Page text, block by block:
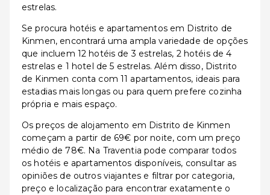
estrelas.
Se procura hotéis e apartamentos em Distrito de
Kinmen, encontrará uma ampla variedade de opções
que incluem 12 hotéis de 3 estrelas, 2 hotéis de 4
estrelas e 1 hotel de 5 estrelas. Além disso, Distrito
de Kinmen conta com 11 apartamentos, ideais para
estadias mais longas ou para quem prefere cozinha
própria e mais espaço.
Os preços de alojamento em Distrito de Kinmen
começam a partir de 69€ por noite, com um preço
médio de 78€. Na Traventia pode comparar todos
os hotéis e apartamentos disponíveis, consultar as
opiniões de outros viajantes e filtrar por categoria,
preço e localização para encontrar exatamente o